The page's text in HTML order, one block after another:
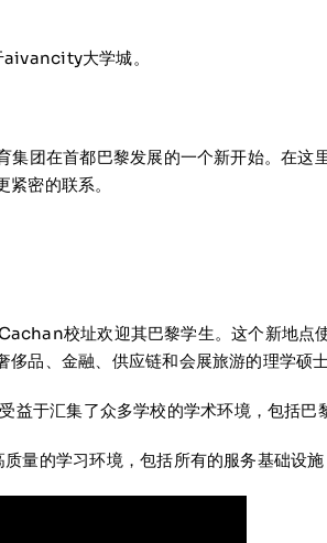
大学城。
团在首都巴黎发展的一个新开始。在
密的联系。
校址欢迎其巴黎学生。这个新地点
品、金融、供应链和会展旅游的理学硕士
于汇集了众多学校的学术环境，包括巴
量的学习环境，包括所有的服务基础设